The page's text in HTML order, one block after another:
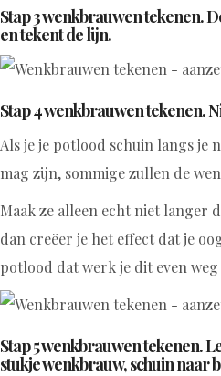
Stap 3 wenkbrauwen tekenen.
en tekent de lijn.
Stap 4 wenkbrauwen tekenen.
Als je je potlood schuin langs je
mag zijn, sommige zullen de
Maak ze alleen echt niet langer
dan creëer je het effect dat je
potlood dat werk je dit even
Stap 5 wenkbrauwen tekenen.
stukje wenkbrauw, schuin naar